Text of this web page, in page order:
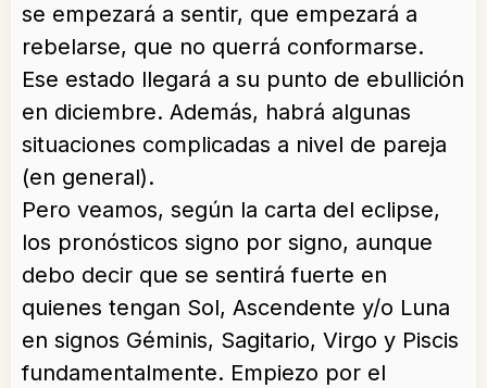
se empezará a sentir, que empezará a
rebelarse, que no querrá conformarse.
Ese estado llegará a su punto de ebullición
en diciembre. Además, habrá algunas
situaciones complicadas a nivel de pareja
(en general).
Pero veamos, según la carta del eclipse,
los pronósticos signo por signo, aunque
debo decir que se sentirá fuerte en
quienes tengan Sol, Ascendente y/o Luna
en signos Géminis, Sagitario, Virgo y Piscis
fundamentalmente. Empiezo por el